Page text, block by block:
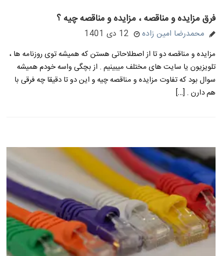
فرق مزایده و مناقصه ، مزایده و مناقصه چیه ؟
محمدرضا امین زاده 12 دی 1401
مزایده و مناقصه دو تا از اصطلاحاتی هستن که همیشه توی روزنامه ها ،
تلویزیون یا سایت های مختلف میبینیم . از بچگی واسه خودم همیشه
سوال بود که تفاوت مزایده و مناقصه چیه و این دو تا دقیقا چه فرقی با
هم دارن . […]